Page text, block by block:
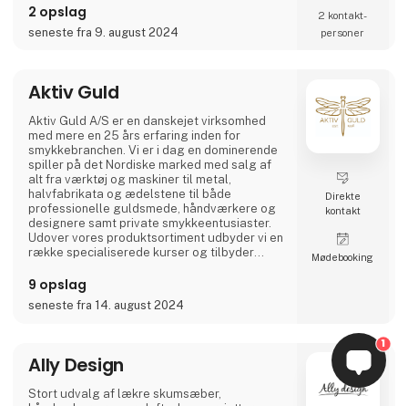
fremstillet med omhu og opfylder de høje
standarder, som AKALEG er kendt for.
del af vores brand.Vi sætter en ære i at sikre,
opfylder de h
2 opslag
seneste fra 9. august 2024
2 kontakt­
personer
Aktiv Guld
Aktiv Guld A/S er en danskejet virksomhed
med mere en 25 års erfaring inden for
smykkebranchen. Vi er i dag en dominerende
spiller på det Nordiske marked med salg af
alt fra værktøj og maskiner til metal,
halvfabrikata og ædelstene til både
professionelle guldsmede, håndværkere og
designere samt private smykkeentusiaster.
Udover vores produktsortiment udbyder vi en
række specialiserede kurser og tilbyder
servicecenter eller hos vores internationale
samarbejdspartnere.
kvalitet, stor faglig
9 opslag
seneste fra 14. august 2024
Direkte
kontakt
Møde­booking
Ally Design
Stort udvalg af lækre skumsæber,
1